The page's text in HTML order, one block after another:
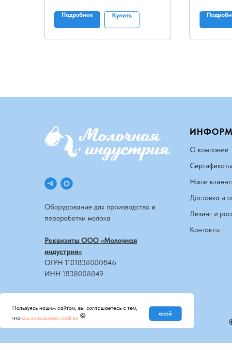
Подробнее Купить
Оборудование для производства и
переработки молока
Реквизиты ООО «Молочная
индустрия»
ОГРН 1101838000846
ИНН 1838008049
О компании
Сертификаты
Наши
Доставка и
Лизинг и
Контакты
Пользуясь нашим сайтом, вы соглашаетесь с тем,
что мы используем cookies 🍪 окей